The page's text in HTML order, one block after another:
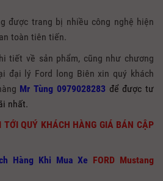
được trang bị nhiều công nghệ hiện
toàn tiên tiến.
tiết về sản phẩm, cũng như chương
đại lý Ford long Biên xin quý khách
Mr Tùng 0979028283 để được tư
nhất.
TỚI QUÝ KHÁCH HÀNG GIÁ BÁN CẬP
Hàng Khi Mua Xe FORD Mustang